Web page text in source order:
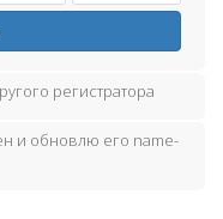
регистратора
и обновлю его name-